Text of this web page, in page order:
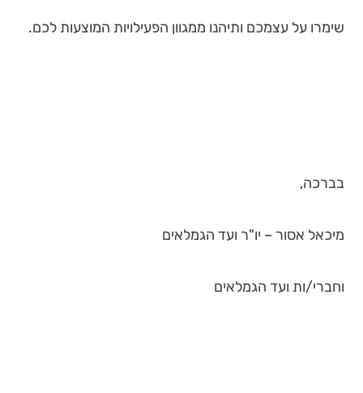
שימרו על עצמכם ותיהנו ממגוון הפעילויות המוצעות לכם.
בברכה,
מיכאל אסור – יו"ר ועד הגמלאים
וחברי/ות ועד הגמלאים